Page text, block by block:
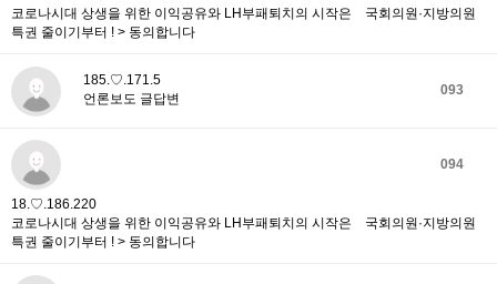
코로나시대 상생을 위한 이익공유와 LH부패퇴치의 시작은 국회의원·지방의원
특권 줄이기부터 ! > 동의합니다
093
185.♡.171.5
언론보도 글답변
094
18.♡.186.220
코로나시대 상생을 위한 이익공유와 LH부패퇴치의 시작은 국회의원·지방의원
특권 줄이기부터 ! > 동의합니다